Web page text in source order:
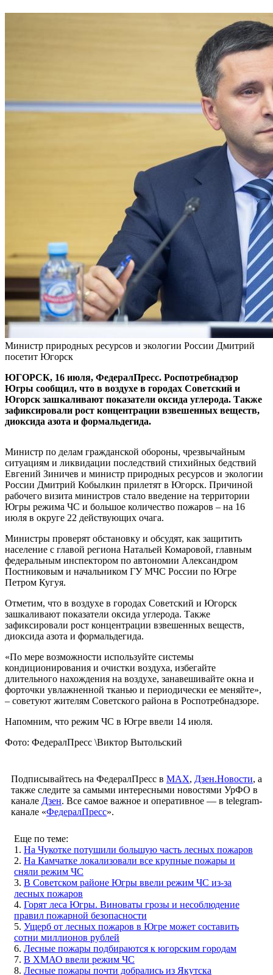
Министр природных ресурсов и экологии России Дмитрий
посетит Югорск
ЮГОРСК, 16 июля, ФедералПресс. Роспотребнадзор
Югры сообщил, что в воздухе в городах Советский и
Югорск зашкаливают показатели оксида углерода. Также
зафиксировали рост концентрации взвешенных веществ,
диоксида азота и формальдегида.
Министр по делам гражданской обороны, чрезвычайным
ситуациям и ликвидации последствий стихийных бедствий
Евгений Зиничев и министр природных ресурсов и экологии
России Дмитрий Кобылкин прилетят в Югорск. Причиной
рабочего визита министров стало введение на территории
Югры режима ЧС и большое количество пожаров – на 16
июля в округе 22 действующих очага.
Министры проверят обстановку и обсудят, как защитить
население с главой региона Натальей Комаровой, главным
федеральным инспектором по автономии Александром
Постниковым и начальником ГУ МЧС России по Югре
Петром Кугуя.
Отметим, что в воздухе в городах Советский и Югорск
зашкаливают показатели оксида углерода. Также
зафиксировали рост концентрации взвешенных веществ,
диоксида азота и формальдегида.
«По мере возможности используйте системы
кондиционирования и очистки воздуха, избегайте
длительного нахождения на воздухе, занавешивайте окна и
форточки увлажненной тканью и периодически ее меняйте»,
– советуют жителям Советского района в Роспотребнадзоре.
Напомним, что режим ЧС в Югре ввели 14 июля.
Фото: ФедералПресс \Виктор Вытольский
Подписывайтесь на ФедералПресс в МАХ, Дзен.Новости, а
также следите за самыми интересными новостями УрФО в
канале Дзен. Все самое важное и оперативное — в telegram-
канале «ФедералПресс».
Еще по теме:
1. На Чукотке потушили большую часть лесных пожаров
2. На Камчатке локализовали все крупные пожары и
сняли режим ЧС
3. В Советском районе Югры ввели режим ЧС из-за
лесных пожаров
4. Горят леса Югры. Виноваты грозы и несоблюдение
правил пожарной безопасности
5. Ущерб от лесных пожаров в Югре может составить
сотни миллионов рублей
6. Лесные пожары подбираются к югорским городам
7. В ХМАО ввели режим ЧС
8. Лесные пожары почти добрались из Якутска